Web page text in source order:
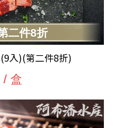
二件8折
入)(第二件8折)
/ 盒